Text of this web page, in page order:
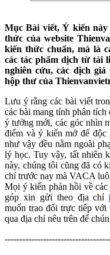
Mục Bài viết, Ý kiến
thức của website
kiến thức chuẩn, mà là
các tác phẩm dịch từ tài
nghiên cứu, các dịch
hộp thư của
Lưu ý rằng các bài viết
các bài mang tính phân
ý tưởng mới, các góc nhìn
điểm và ý kiến mở để độc
như vậy đều nằm ngoài
lý học. Tuy vậy, tất nhiên
này, chúng tôi cũng đã có
chí trước nay mà VACA
Mọi ý kiến phản hồi về
góp xin gửi theo địa chỉ
muốn trao đổi trực tiếp
qua địa chỉ nêu trên để